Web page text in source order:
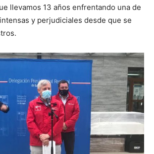
llevamos 13 años enfrentando una de
y perjudiciales desde que se